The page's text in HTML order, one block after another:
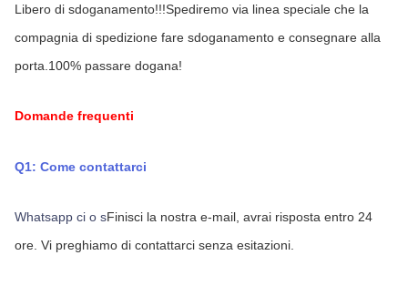
Libero di sdoganamento!!!Spediremo via linea speciale che la
compagnia di spedizione fare sdoganamento e consegnare alla
porta.100% passare dogana!
Domande frequenti
Q1: Come contattarci
Whatsapp ci o sFinisci la nostra e-mail, avrai risposta entro 24
ore. Vi preghiamo di contattarci senza esitazioni.